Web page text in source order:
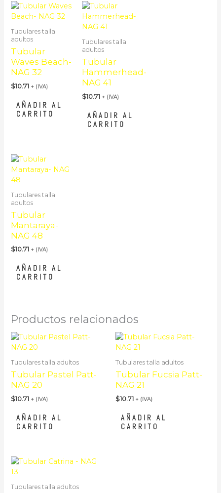
Tubulares talla
adultos
Tubular
Waves Beach-
NAG 32
$10.71 + (IVA)
AÑADIR AL
CARRITO
Tubulares talla
adultos
Tubular
Hammerhead-
NAG 41
$10.71 + (IVA)
AÑADIR AL
CARRITO
Tubulares talla
adultos
Tubular
Mantaraya-
NAG 48
$10.71 + (IVA)
AÑADIR AL
CARRITO
Productos relacionados
Tubulares talla adultos
Tubular Pastel Patt-
NAG 20
$10.71 + (IVA)
AÑADIR AL
CARRITO
Tubulares talla adultos
Tubular Fucsia Patt-
NAG 21
$10.71 + (IVA)
AÑADIR AL
CARRITO
Tubulares talla adultos